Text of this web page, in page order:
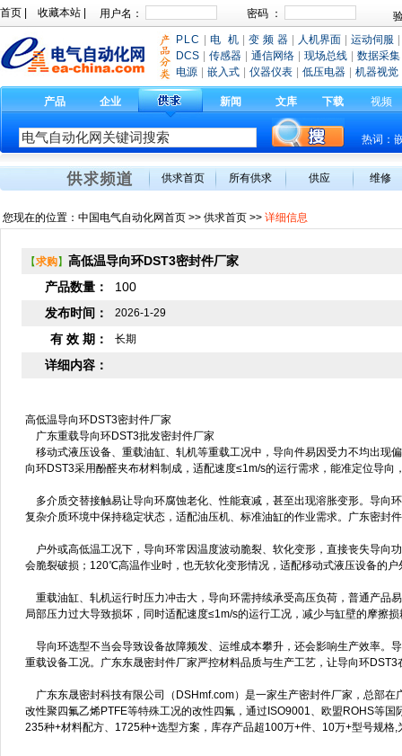
首页 收藏本站
PLC 电 机 变 频 器 人机界面 运动伺服
DCS
传感器 通信网络 现场总线
数据采集
电源
嵌入式 仪器仪表 低压电器 机器视觉
产品 企业 新闻 文库 下载 视频
热词：
供求首页 所有供求 供应 维修
您现在的位置： 中国电气自动化网首页 >> 供求首页 >> 详细信息
【求购】 高低温导向环DST3密封件厂家
产品数量：
100
发布时间：
2026-1-29
有 效 期： 长期
详细内容：
高低温导向环DST3密封件厂家
广东重载导向环DST3批发密封件厂家
移动式液压设备、重载油缸、轧机等重载工况中，导向件易因受力不均出现
向环DST3采用酚醛夹布材料制成，适配速度≤1m/s的运行需求，能准定位导向
多介质交替接触易让导向环腐蚀老化、性能衰减，甚至出现溶胀变形。导向
复杂介质环境中保持稳定状态，适配油压机、标准油缸的作业需求。广东密封
户外或高低温工况下，导向环常因温度波动脆裂、软化变形，直接丧失导
会脆裂破损；120℃高温作业时，也无软化变形情况，适配移动式液压设备的户
重载油缸、轧机运行时压力冲击大，导向环需持续承受高压负荷，普通产品
局部压力过大导致损坏，同时适配速度≤1m/s的运行工况，减少与缸壁的摩擦
导向环选型不当会导致设备故障频发、运维成本攀升，还会影响生产效率。
重载设备工况。广东东晟密封件厂家严控材料品质与生产工艺，让导向环
广东东晟密封科技有限公司（DSHmf.com）是一家生产密封件厂家，总部
改性聚四氟乙烯PTFE等特殊工况的改性四氟，通过ISO9001、欧盟ROHS等
235种+材料配方、1725种+选型方案，库存产品超100万+件、10万+型号规格